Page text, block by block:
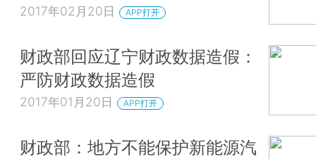
2017年02月20日 APP打开
财政部回应辽宁财政数据造假：
严防财政数据造假
2017年01月20日 APP打开
财政部：地方不能保护新能源汽